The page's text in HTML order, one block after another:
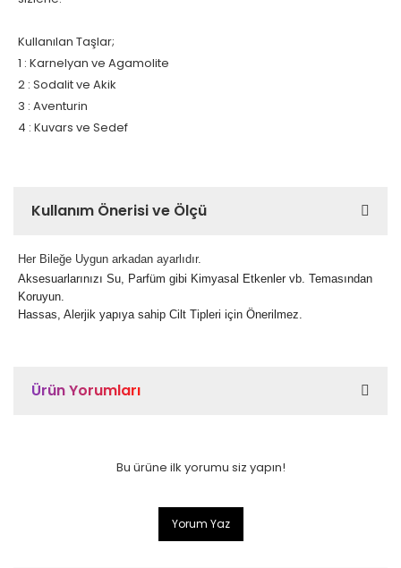
Kullanılan Taşlar;
1 : Karnelyan ve Agamolite
2 : Sodalit ve Akik
3 : Aventurin
4 : Kuvars ve Sedef
Kullanım Önerisi ve Ölçü
Her Bileğe Uygun arkadan ayarlıdır.
Aksesuarlarınızı Su, Parfüm gibi Kimyasal Etkenler vb. Temasından
Koruyun.
Hassas, Alerjik yapıya sahip Cilt Tipleri için Önerilmez.
Ürün Yorumları
Bu ürüne ilk yorumu siz yapın!
Yorum Yaz